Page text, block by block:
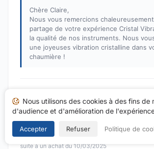
Chère Claire,
Nous vous remercions
partage de votre expérience Cristal
la qualité de nos instruments. Nous
une joyeuses vibration cristalline dans
chaumière !
P
Note : 5 sur 5
Publié le 20/03/2025 à 14h37
suite à un achat du 10/03/2025
bien emballé bien.arrivé merci
Nous utilisons des cookies à des fins de
d'audience et d'amélioration de
Accepter Refuser Politique de